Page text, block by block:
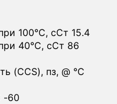
100°C, сСт 15.4
40°C, сСт 86
(CCS), пз, @ °C
-60